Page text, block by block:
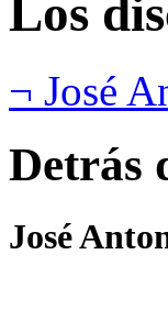
Los
¬ José
Detrás
José